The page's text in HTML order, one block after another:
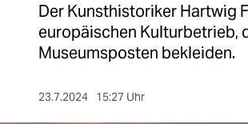
Der Kunsthistoriker Hartwig
europäischen Kulturbetrieb,
Museumsposten bekleiden.
23.7.2024 15:27 Uhr